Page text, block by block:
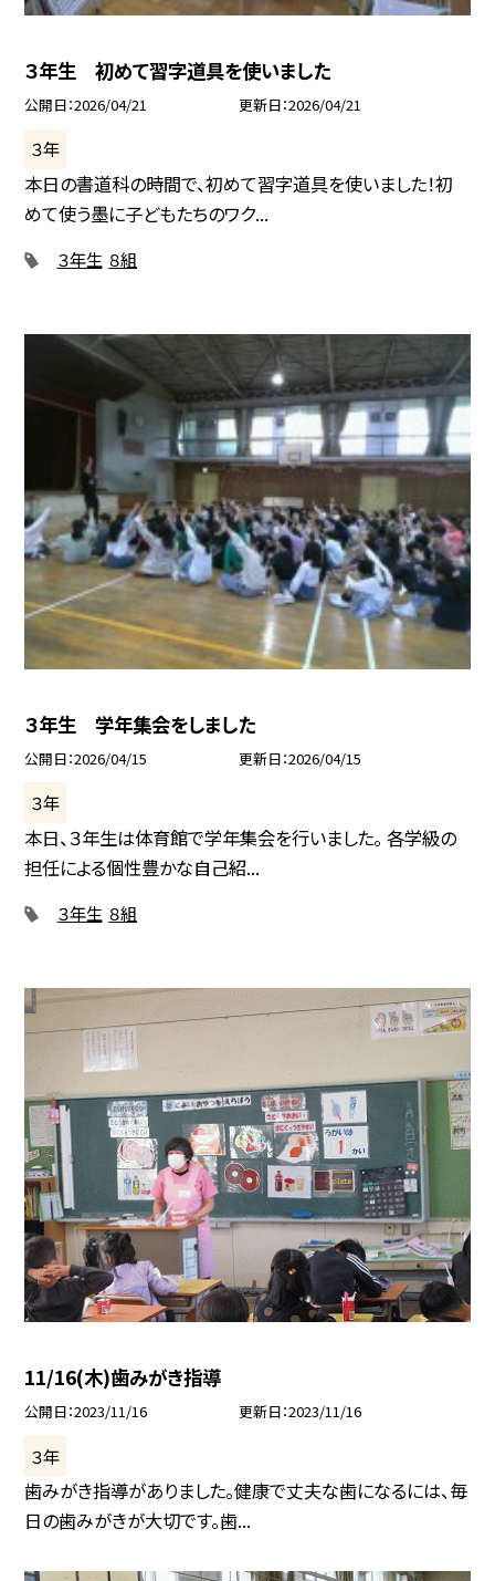
３年生 初めて習字道具を使いました
公開日 2026/04/21 更新日 2026/04/21
３年
本日の書道科の時間で、初めて習字道具を使いました！初
めて使う墨に子どもたちのワク...
３年生 ８組
３年生 学年集会をしました
公開日 2026/04/15 更新日 2026/04/15
３年
本日、３年生は体育館で学年集会を行いました。 各学級の
担任による個性豊かな自己紹...
３年生 ８組
11/16(木)歯みがき指導
公開日 2023/11/16 更新日 2023/11/16
３年
歯みがき指導がありました。健康で丈夫な歯になるには、毎
日の歯みがきが大切です。歯...